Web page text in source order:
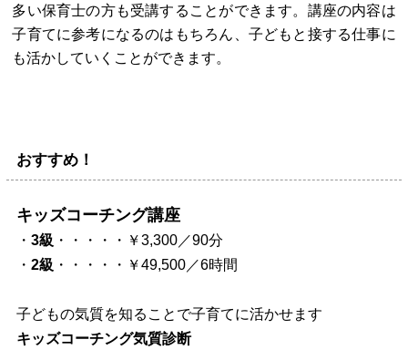
多い保育士の方も受講することができます。講座の内容は
子育てに参考になるのはもちろん、子どもと接する仕事に
も活かしていくことができます。
おすすめ！
キッズコーチング講座
・ 3級 ・・・・・￥3,300／90分
・ 2級 ・・・・・￥49,500／6時間
子どもの気質を知ることで子育てに活かせます
キッズコーチング気質診断